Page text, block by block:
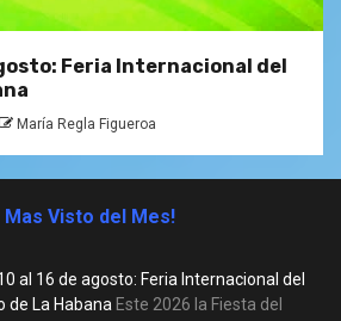
Feria Internacional del
María Regla Figueroa
Mas Visto del Mes!
al 16 de agosto: Feria Internacional del
de La Habana Este 2026 la Fiesta del